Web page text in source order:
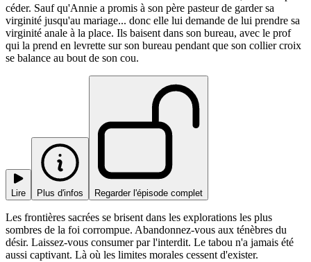
céder. Sauf qu'Annie a promis à son père pasteur de garder sa
virginité jusqu'au mariage... donc elle lui demande de lui prendre sa
virginité anale à la place. Ils baisent dans son bureau, avec le prof
qui la prend en levrette sur son bureau pendant que son collier croix
se balance au bout de son cou.
Lire Plus d'infos Regarder l'épisode complet
Les frontières sacrées se brisent dans les explorations les plus
sombres de la foi corrompue. Abandonnez-vous aux ténèbres du
désir. Laissez-vous consumer par l'interdit. Le tabou n'a jamais été
aussi captivant. Là où les limites morales cessent d'exister.